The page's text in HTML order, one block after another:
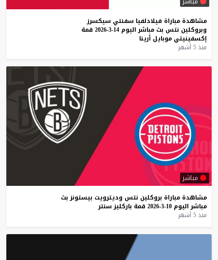
مشاهدة مباراة فيلادلفيا سفنتي سيكسرز
وبروكلين نتس بث مباشر اليوم 14-3-2026
قمة
إكسفينيتي موبايل أرينا
منذ 5 أشهر
مباشر
مشاهدة مباراة بروكلين نتس وديترويت بيستونز بث
مباشر اليوم 10-3-2026 قمة باركليز سنتر
منذ 5 أشهر